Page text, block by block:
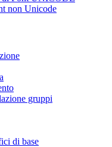
non Unicode
gruppi
di base